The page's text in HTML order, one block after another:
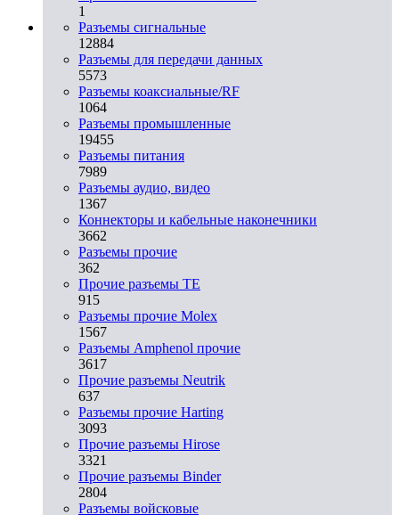
1
Разъeмы сигнальные
12884
Разъeмы для передачи данных
5573
Разъeмы коаксиальные/RF
1064
Разъeмы промышленные
19455
Разъeмы питания
7989
Разъeмы аудио, видео
1367
Коннекторы и кабельные наконечники
3662
Разъeмы прочие
362
Прочие разъемы TE
915
Разъемы прочие Molex
1567
Разъемы Amphenol прочие
3617
Прочие разъемы Neutrik
637
Разъемы прочие Harting
3093
Прочие разъемы Hirose
3321
Прочие разъемы Binder
2804
Разъемы войсковые